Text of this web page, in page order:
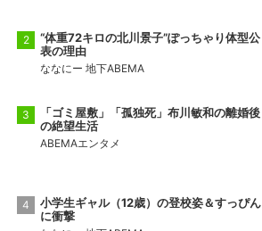
“体重72キロの北川景子”ぽっちゃり体型公
表の理由
ななにー 地下ABEMA
「ゴミ屋敷」「孤独死」布川敏和の離婚後
の絶望生活
ABEMAエンタメ
小学生ギャル（12歳）の登校姿＆すっぴん
に衝撃